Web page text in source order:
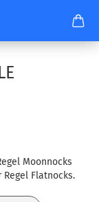
Moonnocks
Flatnocks.